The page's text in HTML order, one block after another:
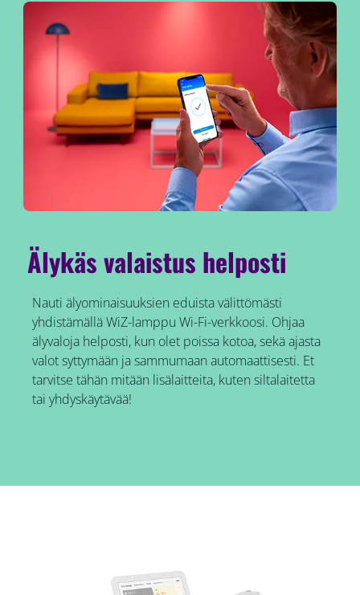
Älykäs valaistus helposti
Nauti älyominaisuuksien eduista välittömästi
yhdistämällä WiZ-lamppu Wi-Fi-verkkoosi. Ohjaa
älyvaloja helposti, kun olet poissa kotoa, sekä ajasta
valot syttymään ja sammumaan automaattisesti. Et
tarvitse tähän mitään lisälaitteita, kuten siltalaitetta
tai yhdyskäytävää!